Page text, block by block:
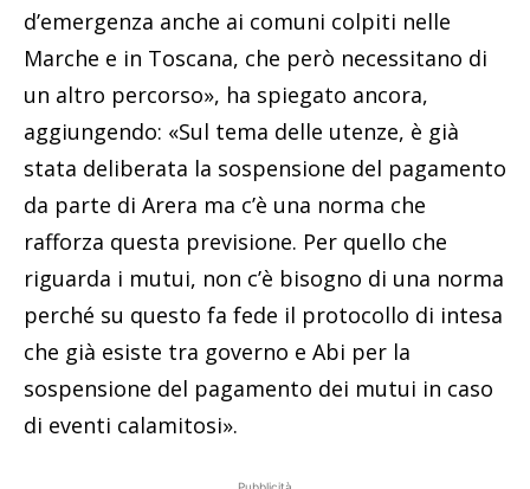
d’emergenza anche ai comuni colpiti nelle
Marche e in Toscana, che però necessitano di
un altro percorso», ha spiegato ancora,
aggiungendo: «Sul tema delle utenze, è già
stata deliberata la sospensione del pagamento
da parte di Arera ma c’è una norma che
rafforza questa previsione. Per quello che
riguarda i mutui, non c’è bisogno di una norma
perché su questo fa fede il protocollo di intesa
che già esiste tra governo e Abi per la
sospensione del pagamento dei mutui in caso
di eventi calamitosi».